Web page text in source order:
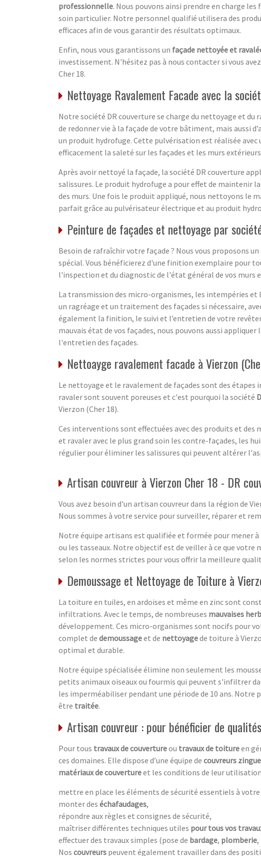
professionnelle. Nous pouvons ainsi prendre en charge
soin particulier. Notre personnel qualifié utilisera des
efficaces afin de vous garantir des résultats optimaux.
Enfin, nous vous garantissons un façade nettoyée et
investissement. N'hésitez pas à nous contacter si vous
Cher 18.
Nettoyage Ravalement Facade avec la
Notre société DR couverture se charge du nettoyage et du
de redonner vie à la façade de votre bâtiment, mais aussi
un produit hydrofuge. Cette pulvérisation est réalisée
efficacement la saleté sur les façades et les murs
Après avoir nettoyé la façade, la société DR couverture
salissures. Le produit hydrofuge a pour effet de
des murs. Une fois le produit appliqué, nous nettoyons le
parfait grâce au pulvérisateur électrique et au produit
Peinture de façades et nettoyage par
Besoin de rafraîchir votre façade ? Nous vous proposons
spécial. Vous bénéficierez d'une finition exemplaire pour
l'inspection et du diagnostic de l'état général de vos
La transmission des micro-organismes, les intempéries
un ragréage et un traitement des façades si nécessaire,
également la finition, le suivi et l’entretien de votre
mauvais état de vos façades, nous pouvons aussi
l'entretien des façades.
Nettoayge ravalement facade à Vierzon
Le nettoyage et le ravalement de façades sont des
ravaler sont souvent poreuses et c'est pourquoi la société
Vierzon (Cher 18).
Ces interventions sont effectuées avec des produits et
et ravaler avec le plus grand soin les contre-façades, les
régulier pour éliminer les salissures qui peuvent altérer
Artisan couvreur à Vierzon Cher 18 - DR
Vous avez besoin d'un artisan couvreur dans la région de
Nous sommes à votre service pour surveiller, réparer et
Notre équipe artisans est qualifiée et formée pour mener
ou les tasseaux. Notre objectif est de veiller à ce que
selon les normes strictes pour vous offrir la meilleure
Demoussage et Nettoyage de Toiture à
La toiture en tuiles, en ardoises et même en zinc sont
infiltrations. Avec le temps, de nombreuses mauvaises
développement. Ces micro-organismes sont nocifs pour
complet de demoussageet de nettoyagede toiture à
optimal et durable.
Notre équipe spécialisée élimine non seulement les
petits animaux oiseaux ou fourmis qui peuvent s'infiltrer
les imperméabiliser pendant une période de 10 ans. Notre
être traitée.
Artisan couvreur : pour bénéficier de
Pour tous travaux de couvertureou travaux de toitureen
ces domaines. Elle dispose d’une équipe de couvreurs
matériaux de couvertureet les conditions de leur
mettre en place les éléments de sécurité essentiels à
monter des échafaudages,
répondre aux règles et consignes de sécurité,
maîtriser différentes techniques utiles pour tous vos
effectuer des travaux simples (pose de bardage, plomberie,
Nos couvreurs peuvent également travailler dans des